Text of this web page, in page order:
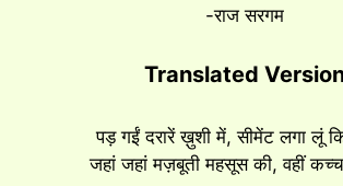
-राज सरगम
Translated
पड़ गईं दरारें ख़ुशी में, सीमेंट लगा लूं
जहां जहां मज़बूती महसूस की, वहीं